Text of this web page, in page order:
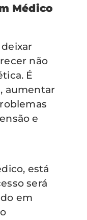
Médico
não
É
aumentar
e
está
será
em